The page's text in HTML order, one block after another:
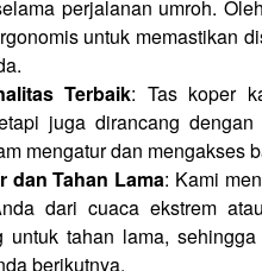
perjalanan umroh.
untuk memastikan
Terbaik: Tas koper
juga dirancang
mengatur dan mengakses
dan Tahan Lama: Kami
dari cuaca ekstrem
untuk tahan lama,
berikutnya.